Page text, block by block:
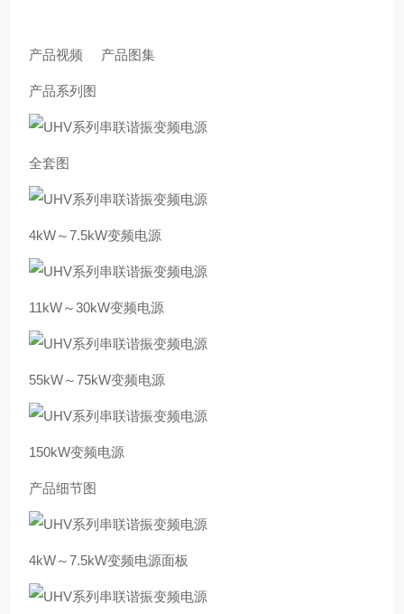
产品视频 产品图集
产品系列图
全套图
4kW～7.5kW变频电源
11kW～30kW变频电源
55kW～75kW变频电源
150kW变频电源
产品细节图
4kW～7.5kW变频电源面板